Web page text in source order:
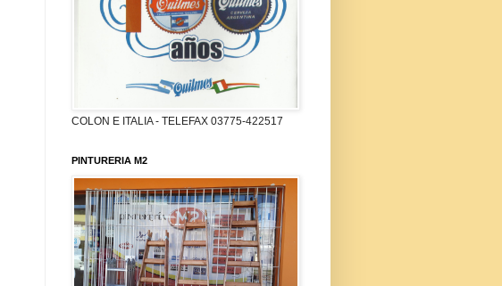
COLON E ITALIA - TELEFAX 03775-422517
PINTURERIA M2